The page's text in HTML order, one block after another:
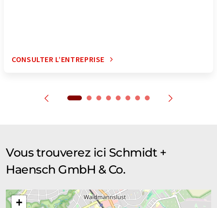
CONSULTER L’ENTREPRISE
Vous trouverez ici Schmidt +
Haensch GmbH & Co.
+